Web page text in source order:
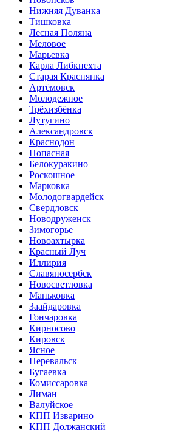
Нижняя Дуванка
Тишковка
Лесная Поляна
Меловое
Марьевка
Карла Либкнехта
Старая Краснянка
Артёмовск
Молодежное
Трёхизбёнка
Лутугино
Александровск
Краснодон
Попасная
Белокуракино
Роскошное
Марковка
Молодогвардейск
Свердловск
Новодруженск
Зимогорье
Новоахтырка
Красный Луч
Иллирия
Славяносербск
Новосветловка
Маньковка
Заайдаровка
Гончаровка
Кирносово
Кировск
Ясное
Перевальск
Бугаевка
Комиссаровка
Лиман
Валуйское
КПП Изварино
КПП Должанский